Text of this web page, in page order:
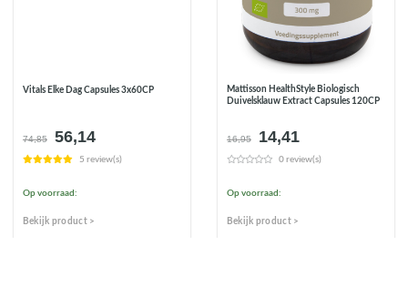
Vitals Elke Dag Capsules 3x60CP
74,85
Oorspronkelijke
prijs
was:
56,14Huidige
prijs
is:
5 review(s)
Op voorraad:
Bekijk product >
Mattisson HealthStyle Biologisch
Duivelsklauw Extract Capsules 120CP
16,95
Oorspronkelijke
prijs
was:
14,41
prijs
is:
0 review(s)
Op voorraad:
Bekijk product >